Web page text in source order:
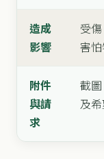
造成
影響
受
害
附件
與請
求
截
及